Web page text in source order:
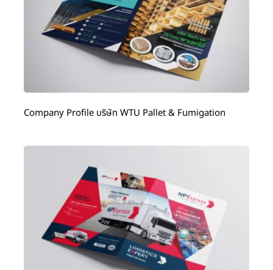
Company Profile บริษัท WTU Pallet & Fumigation